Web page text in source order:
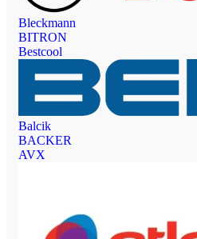
Bleckmann
BITRON
Bestcool
Balcik
BACKER
AVX